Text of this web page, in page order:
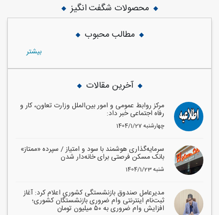
محصولات شگفت انگیز
مطالب محبوب
بيشتر
آخرین مقالات
مرکز روابط عمومی و امور بین‌الملل وزارت تعاون، کار و
رفاه اجتماعی خبر داد:
1404/1/27 چهارشنبه
سرمایه‌گذاری هوشمند با سود و امتیاز / سپرده «ممتاز»
بانک مسکن فرصتی برای خانه‌دار شدن
1404/1/23 شنبه
مدیرعامل صندوق بازنشستگی کشوری اعلام کرد: آغاز
ثبت‌نام اینترنتی وام ضروری بازنشستگان کشوری؛
افزایش وام ضروری به ۵۰ میلیون تومان